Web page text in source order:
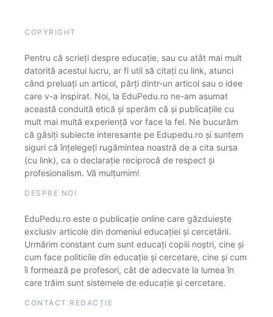
COPYRIGHT
Pentru că scrieți despre educație, sau cu atât mai mult
datorită acestui lucru, ar fi util să citați cu link, atunci
când preluați un articol, părți dintr-un articol sau o idee
care v-a inspirat. Noi, la EduPedu.ro ne-am asumat
această conduită etică și sperăm că și publicațiile cu
mult mai multă experiență vor face la fel. Ne bucurăm
că găsiți subiecte interesante pe Edupedu.ro și suntem
siguri că înțelegeți rugămintea noastră de a cita sursa
(cu link), ca o declarație reciprocă de respect și
profesionalism. Vă mulțumim!
DESPRE NOI
EduPedu.ro este o publicație online care găzduiește
exclusiv articole din domeniul educației și cercetării.
Urmărim constant cum sunt educați copiii noștri, cine și
cum face politicile din educație și cercetare, cine și cum
îi formează pe profesori, cât de adecvate la lumea în
care trăim sunt sistemele de educație și cercetare.
CONTACT REDACȚIE